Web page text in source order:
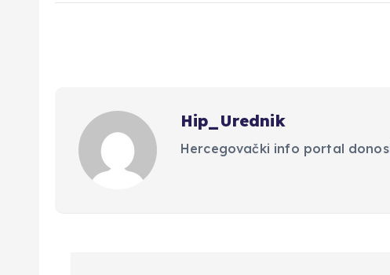
Hip_Urednik
Hercegovački info portal